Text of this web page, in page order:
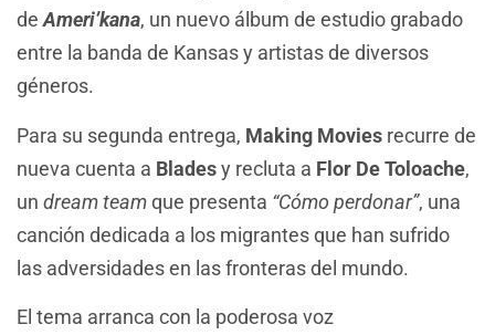
deAmeri’kana, un nuevo álbum de estudio grabado
entre la banda de Kansas y artistas de diversos
géneros.
Para su segunda entrega, Making Movies recurre de
nueva cuenta a Bladesy recluta a Flor De Toloache,
un dream teamque presenta “Cómo perdonar”, una
canción dedicada a los migrantes que han sufrido
las adversidades en las fronteras del mundo.
El tema arranca con la poderosa voz